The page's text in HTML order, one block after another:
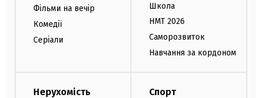
Фільми на вечір
Комедії
Серіали
Школа
НМТ 2026
Саморозвиток
Навчання за кордоном
Нерухомість Спорт